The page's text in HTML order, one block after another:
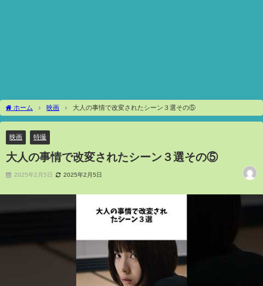
ホーム 映画 大人の事情で改変されたシーン３選その⑤
映画 特撮
大人の事情で改変されたシーン３選その⑤
2025年2月5日 2025年2月5日